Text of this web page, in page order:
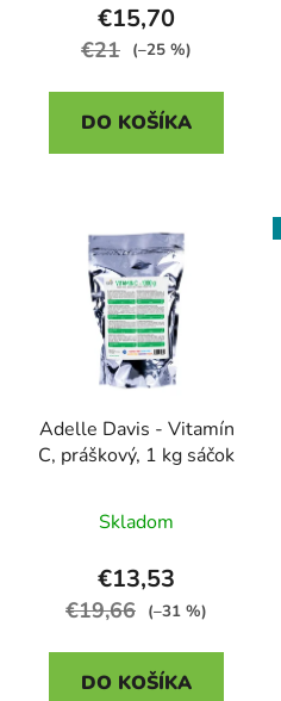
€15,70
€21 (–25 %)
DO KOŠÍKA
Adelle Davis - Vitamín
C, práškový, 1 kg sáčok
Skladom
€13,53
€19,66 (–31 %)
DO KOŠÍKA